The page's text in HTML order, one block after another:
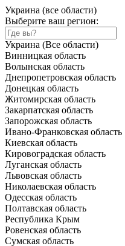
Украина (все области)
Выберите ваш регион:
Украина (Все области)
Винницкая область
Волынская область
Днепропетровская область
Донецкая область
Житомирская область
Закарпатская область
Запорожская область
Ивано-Франковская область
Киевская область
Кировоградская область
Луганская область
Львовская область
Николаевская область
Одесская область
Полтавская область
Республика Крым
Ровенская область
Сумская область